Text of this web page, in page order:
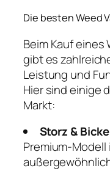
Die besten Weed
Beim Kauf eines
gibt es
Leistung und
Hier sind einige
Markt:
Storz &
Premium-